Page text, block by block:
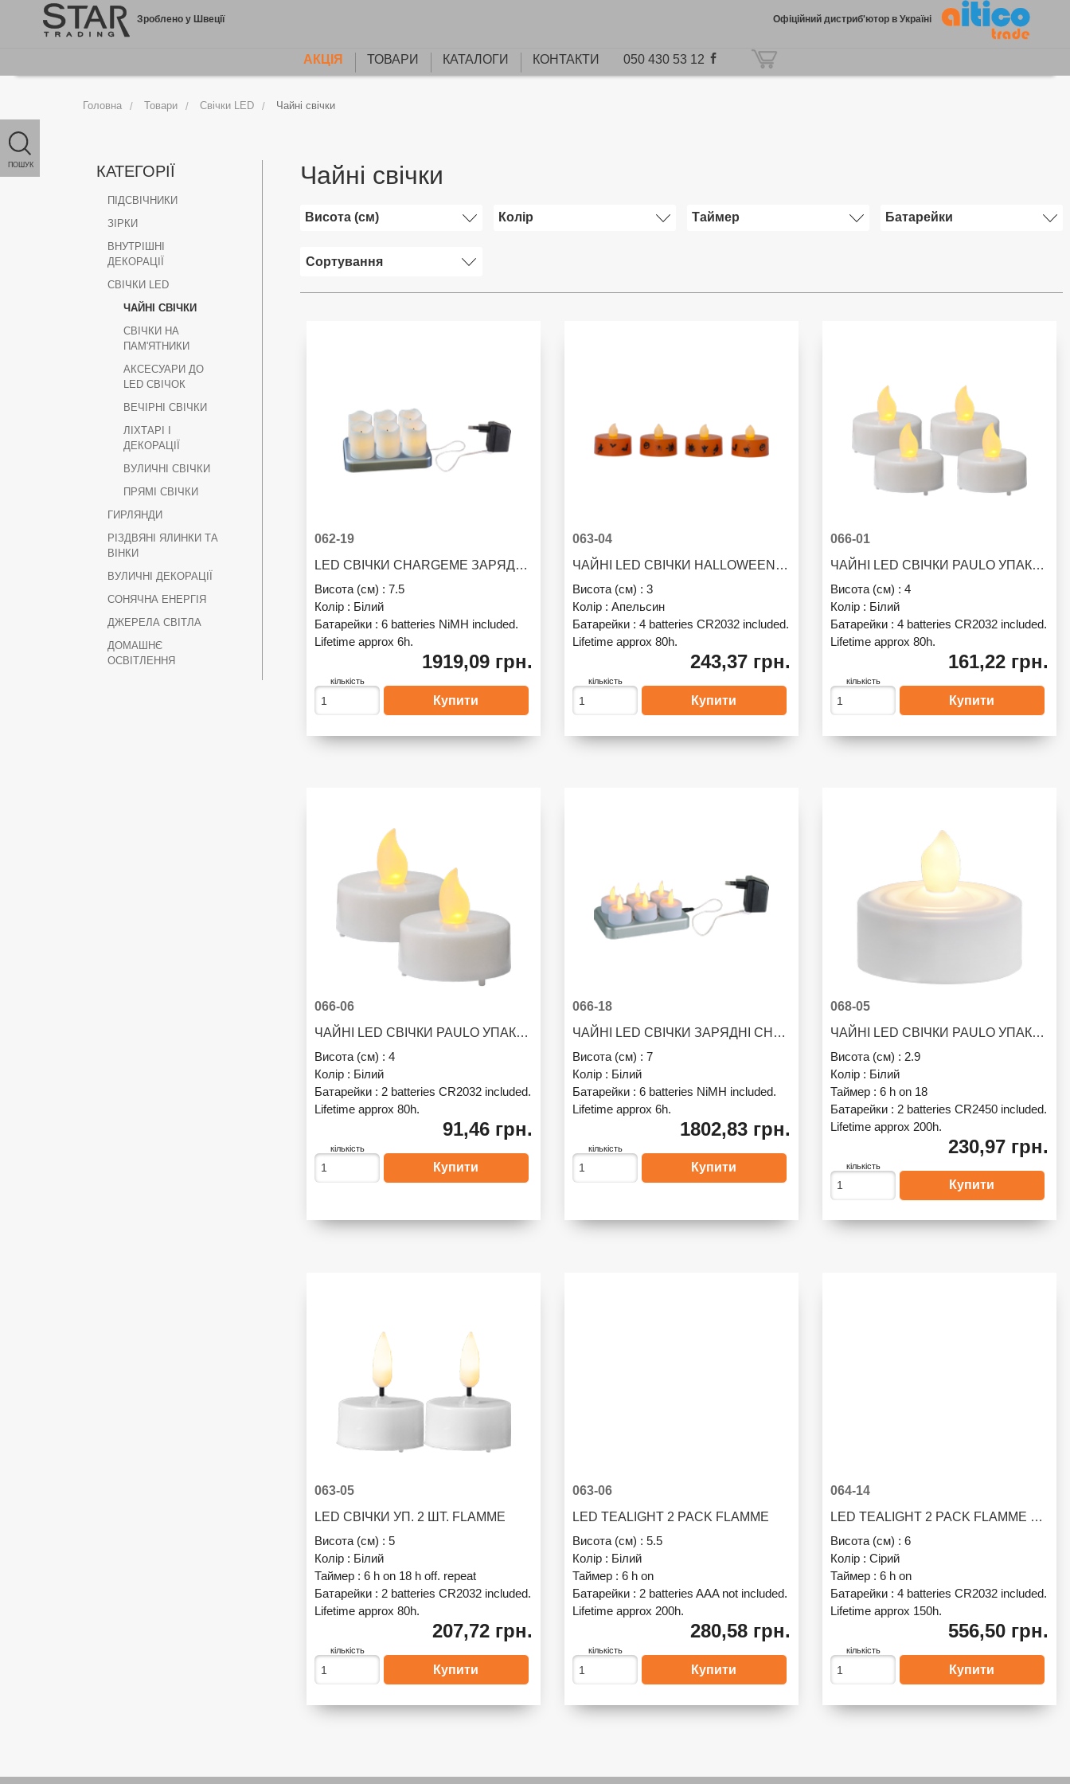
ПОШУК
Зроблено у Швеції Офіційний дистриб'ютор в Україні
АКЦІЯ ТОВАРИ КАТАЛОГИ КОНТАКТИ 050 430 53 12
Головна Товари Свічки LED Чайні свічки
КАТЕГОРІЇ
ПІДСВІЧНИКИ
ЗІРКИ
ВНУТРІШНІ
ДЕКОРАЦІЇ
СВІЧКИ LED
ЧАЙНІ СВІЧКИ
СВІЧКИ НА
ПАМ'ЯТНИКИ
АКСЕСУАРИ ДО
LED СВІЧОК
ВЕЧІРНІ СВІЧКИ
ЛІХТАРІ І
ДЕКОРАЦІЇ
ВУЛИЧНІ СВІЧКИ
ПРЯМІ СВІЧКИ
ГИРЛЯНДИ
РІЗДВЯНІ ЯЛИНКИ ТА
ВІНКИ
ВУЛИЧНІ ДЕКОРАЦІЇ
СОНЯЧНА ЕНЕРГІЯ
ДЖЕРЕЛА СВІТЛА
ДОМАШНЄ
ОСВІТЛЕННЯ
Чайні свічки
Висота (см) Колір Таймер Батарейки
062-19
LED СВІЧКИ CHARGEME ЗАРЯДНІ УПАКОВКА 6 ШТ.
Висота (см) : 7.5
Колір : Білий
Батарейки : 6 batteries NiMH included.
Lifetime approx 6h.
1919,09 грн.
кількість
063-04
ЧАЙНІ LED СВІЧКИ HALLOWEEN УПАКОВКА 4 ШТ.
Висота (см) : 3
Колір : Апельсин
Батарейки : 4 batteries CR2032 included.
Lifetime approx 80h.
243,37 грн.
кількість
066-01
ЧАЙНІ LED СВІЧКИ PAULO УПАКОВКА 4 ШТ.
Висота (см) : 4
Колір : Білий
Батарейки : 4 batteries CR2032 included.
Lifetime approx 80h.
161,22 грн.
кількість
066-06
ЧАЙНІ LED СВІЧКИ PAULO УПАКОВКА 2 ШТ.
Висота (см) : 4
Колір : Білий
Батарейки : 2 batteries CR2032 included.
Lifetime approx 80h.
91,46 грн.
кількість
066-18
ЧАЙНІ LED СВІЧКИ ЗАРЯДНІ CHARGEME УПАКОВКА 6 ШТ.
Висота (см) : 7
Колір : Білий
Батарейки : 6 batteries NiMH included.
Lifetime approx 6h.
1802,83 грн.
кількість
068-05
ЧАЙНІ LED СВІЧКИ PAULO УПАКОВКА 2 ШТ.
Висота (см) : 2.9
Колір : Білий
Таймер : 6 h on 18
Батарейки : 2 batteries CR2450 included.
Lifetime approx 200h.
230,97 грн.
кількість
063-05
LED СВІЧКИ УП. 2 ШТ. FLAMME
Висота (см) : 5
Колір : Білий
Таймер : 6 h on 18 h off. repeat
Батарейки : 2 batteries CR2032 included.
Lifetime approx 80h.
207,72 грн.
кількість
063-06
LED TEALIGHT 2 PACK FLAMME
Висота (см) : 5.5
Колір : Білий
Таймер : 6 h on
Батарейки : 2 batteries AAA not included.
Lifetime approx 200h.
280,58 грн.
кількість
064-14
LED TEALIGHT 2 PACK FLAMME MARBLE
Висота (см) : 6
Колір : Сірий
Таймер : 6 h on
Батарейки : 4 batteries CR2032 included.
Lifetime approx 150h.
556,50 грн.
кількість